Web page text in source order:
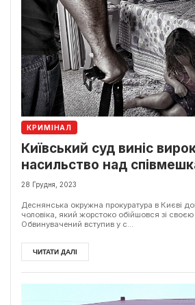
КРИМІНАЛ
Київський суд виніс
насильство над
28 Грудня, 2023
Деснянська окружна прокуратура в Києві
чоловіка, який жорстоко обійшовся зі
Обвинувачений вступив у с...
ЧИТАТИ ДАЛІ